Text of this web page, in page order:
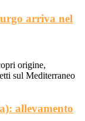
arriva nel
origine,
sul Mediterraneo
allevamento